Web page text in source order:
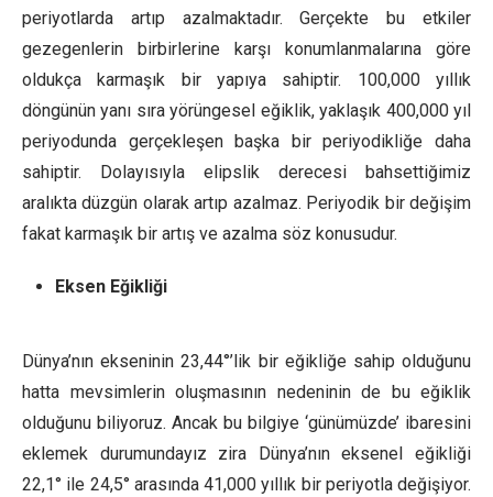
periyotlarda artıp azalmaktadır. Gerçekte bu etkiler
gezegenlerin birbirlerine karşı konumlanmalarına göre
oldukça karmaşık bir yapıya sahiptir. 100,000 yıllık
döngünün yanı sıra yörüngesel eğiklik, yaklaşık 400,000 yıl
periyodunda gerçekleşen başka bir periyodikliğe daha
sahiptir. Dolayısıyla elipslik derecesi bahsettiğimiz
aralıkta düzgün olarak artıp azalmaz. Periyodik bir değişim
fakat karmaşık bir artış ve azalma söz konusudur.
Eksen Eğikliği
Dünya’nın ekseninin 23,44°’lik bir eğikliğe sahip olduğunu
hatta mevsimlerin oluşmasının nedeninin de bu eğiklik
olduğunu biliyoruz. Ancak bu bilgiye ‘günümüzde’ ibaresini
eklemek durumundayız zira Dünya’nın eksenel eğikliği
22,1° ile 24,5° arasında 41,000 yıllık bir periyotla değişiyor.